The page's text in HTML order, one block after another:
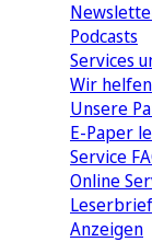
Podcasts
Services
Wir helfen
Unsere
E-Paper
Service
Online
Anzeigen